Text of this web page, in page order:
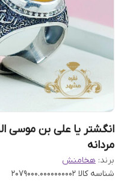
انگشتر یا علی بن موسی
مردانه
برند: هخامنش
شناسه کالا 2079000.0000000002